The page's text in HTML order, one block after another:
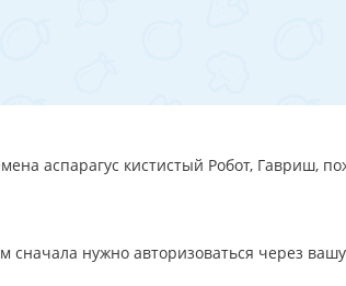
аспарагус кистистый Робот, Гавриш,
сначала нужно авторизоваться через